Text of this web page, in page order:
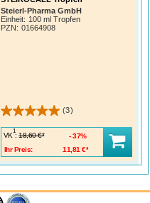
Steierl-Pharma GmbH
Einheit: 100 ml Tropfen
PZN: 01664908
(3)
VK
1
: 18,60 €*
Ihr Preis:
11,81 €*
37%